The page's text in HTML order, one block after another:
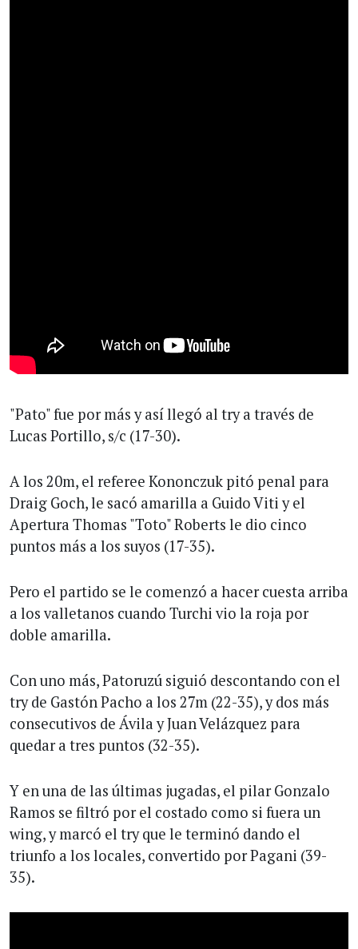
"Pato" fue por más y así llegó al try a través de
Lucas Portillo, s/c (17-30).
A los 20m, el referee Kononczuk pitó penal para
Draig Goch, le sacó amarilla a Guido Viti y el
Apertura Thomas "Toto" Roberts le dio cinco
puntos más a los suyos (17-35).
Pero el partido se le comenzó a hacer cuesta arriba
a los valletanos cuando Turchi vio la roja por
doble amarilla.
Con uno más, Patoruzú siguió descontando con el
try de Gastón Pacho a los 27m (22-35), y dos más
consecutivos de Ávila y Juan Velázquez para
quedar a tres puntos (32-35).
Y en una de las últimas jugadas, el pilar Gonzalo
Ramos se filtró por el costado como si fuera un
wing, y marcó el try que le terminó dando el
triunfo a los locales, convertido por Pagani (39-
35).